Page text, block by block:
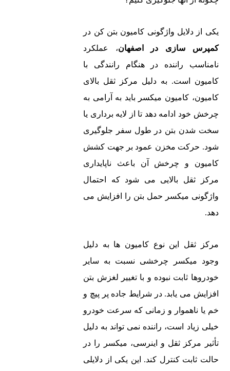
یکی از دلایل واژگونی کامیون بتن کن در
کمپرس سازی در اصفهان، عملکرد
نامناسب راننده در هنگام رانندگی با
کامیون است. به دلیل مرکز ثقل بالای
کامیون، کامیون میکسر باید به آرامی به
چرخش خود ادامه دهد تا از لایه برداری یا
سخت شدن بتن در طول سفر جلوگیری
شود. حرکت مخزن عمود بر جهت کشش
کامیون و چرخش آن باعث ناپایداری
مرکز ثقل بالایی می شود که احتمال
واژگونی میکسر حمل بتن را افزایش می
دهد.
مرکز ثقل این نوع کامیون ها به دلیل
وجود میکسر چرخشی نسبت به سایر
خودروها ثابت نبوده و با تغییر لغزش بتن
افزایش می یابد. در شرایط جاده پر پیچ و
خم یا ناهموار و زمانی که سرعت خودرو
خیلی زیاد است، راننده نمی تواند به دلیل
تأثیر مرکز ثقل و اینرسی، میکسر را در
حالت ثابت کنترل کند. این یکی از دلایلی